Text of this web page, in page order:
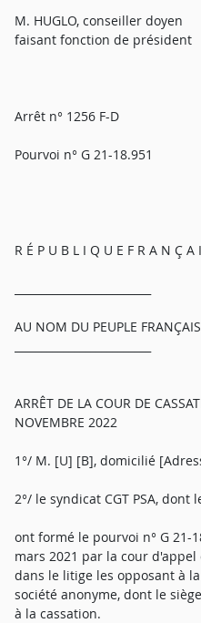
M. HUGLO, conseiller doyen
faisant fonction de président
Arrêt n° 1256 F-D
Pourvoi n° G 21-18.951
R É P U B L I Q U E F R A N Ç A
AU NOM DU PEUPLE FRANÇAIS
ARRÊT DE LA COUR DE
NOVEMBRE 2022
1°/ M. [U] [B], domicilié
2°/ le syndicat CGT PSA, dont
ont formé le pourvoi n° G 21-
mars 2021 par la cour
dans le litige les opposant à
société anonyme, dont le
à la cassation.